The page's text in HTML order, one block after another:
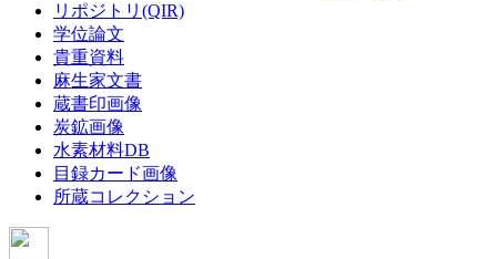
リポジトリ(QIR)
学位論文
貴重資料
麻生家文書
蔵書印画像
炭鉱画像
水素材料DB
目録カード画像
所蔵コレクション